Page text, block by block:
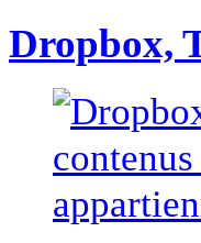
Dropbox,